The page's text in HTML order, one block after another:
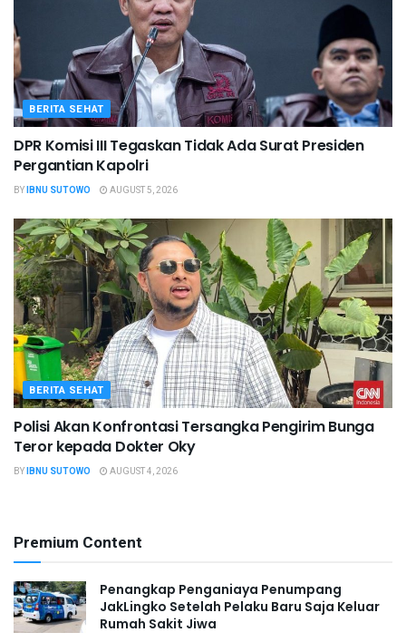
BERITA SEHAT
DPR Komisi III Tegaskan Tidak Ada Surat Presiden
Pergantian Kapolri
BYIBNU SUTOWO AUGUST 5, 2026
BERITA SEHAT
Polisi Akan Konfrontasi Tersangka Pengirim Bunga
Teror kepada Dokter Oky
BYIBNU SUTOWO AUGUST 4, 2026
Premium Content
Penangkap Penganiaya Penumpang
JakLingko Setelah Pelaku Baru Saja Keluar
Rumah Sakit Jiwa